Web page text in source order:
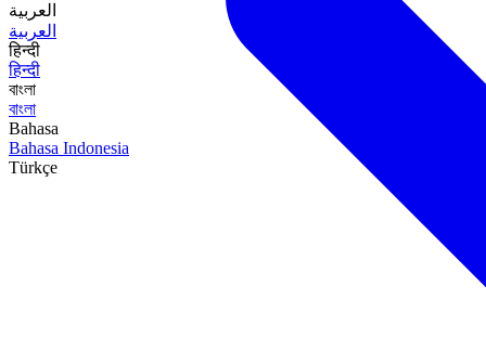
العربية
العربية
हिन्दी
हिन्दी
বাংলা
বাংলা
Bahasa
Bahasa Indonesia
Türkçe